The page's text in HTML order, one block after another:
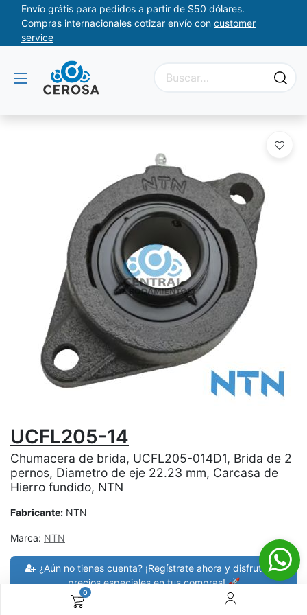
0
Envío grátis para pedidos a partir de $50 dólares.
Compras internacionales cotizar envío con customer
service
UCFL205-14
Chumacera de brida, UCFL205-014D1, Brida de 2
pernos, Diametro de eje 22.23 mm, Carcasa de
Hierro fundido, NTN
Fabricante: NTN
Marca: NTN
¿Aún no tienes cuenta? ¡Regístrate ahora y disfruta de
precios especiales en tus compras! 🚀